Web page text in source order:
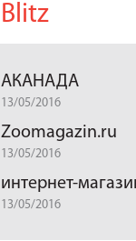
Blitz
АКАНАДА
13/05/2016
Zoomagazin.ru
13/05/2016
интернет-
13/05/2016